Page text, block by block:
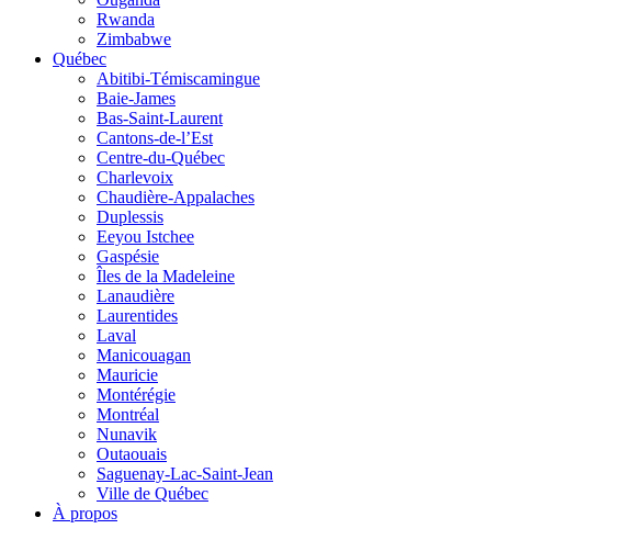
Rwanda
Zimbabwe
Québec
Abitibi-Témiscamingue
Baie-James
Bas-Saint-Laurent
Cantons-de-l’Est
Centre-du-Québec
Charlevoix
Chaudière-Appalaches
Duplessis
Eeyou Istchee
Gaspésie
Îles de la Madeleine
Lanaudière
Laurentides
Laval
Manicouagan
Mauricie
Montérégie
Montréal
Nunavik
Outaouais
Saguenay-Lac-Saint-Jean
Ville de Québec
À propos